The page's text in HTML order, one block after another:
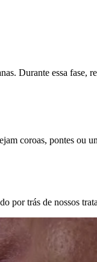
Durante essa fase,
coroas, pontes
por trás de nossos